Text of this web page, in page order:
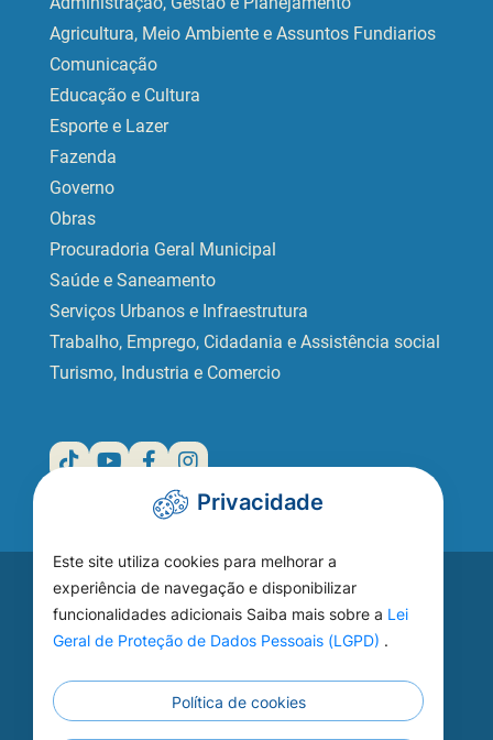
Agricultura, Meio Ambiente e Assuntos Fundiarios
Comunicação
Educação e Cultura
Esporte e Lazer
Fazenda
Governo
Obras
Procuradoria Geral Municipal
Saúde e Saneamento
Serviços Urbanos e Infraestrutura
Trabalho, Emprego, Cidadania e Assistência social
Turismo, Industria e Comercio
Acesse seu
WEBMAIL
Continuar
Privacidade
Este site utiliza cookies para melhorar a
experiência de navegação e disponibilizar
funcionalidades adicionais Saiba mais sobre a Lei
Geral de Proteção de Dados Pessoais (LGPD) .
Política de cookies